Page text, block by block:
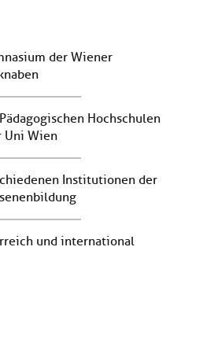
der Wiener
Hochschulen
Uni Wien
Institutionen der
und international